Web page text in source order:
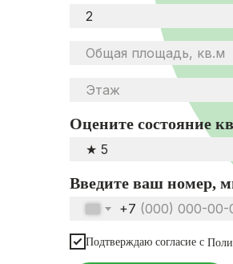
Оцените состояние
Введите ваш номер,
+7
Подтверждаю согласие с